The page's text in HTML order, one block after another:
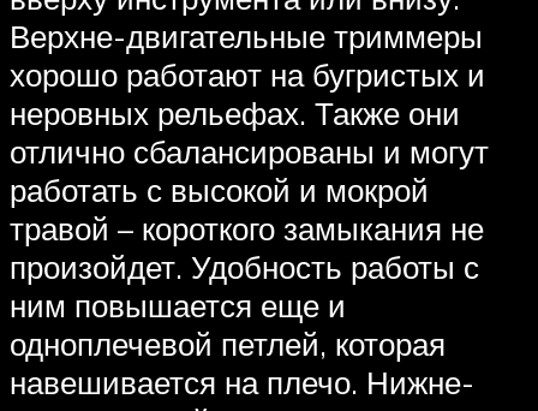
Верхне-двигательные триммеры
хорошо работают на бугристых и
неровных рельефах. Также они
отлично сбалансированы и могут
работать с высокой и мокрой
травой – короткого замыкания не
произойдет. Удобность работы с
ним повышается еще и
одноплечевой петлей, которая
навешивается на плечо. Нижне-